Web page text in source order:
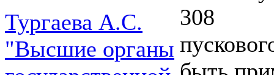
Тургаева А.С.
"Высшие органы
308